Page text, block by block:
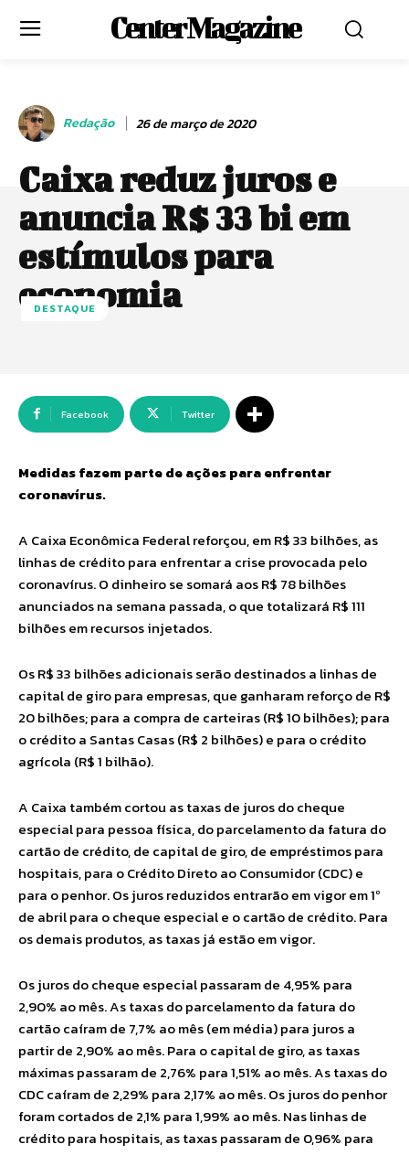
Center Magazine
Redação 26 de março de 2020
Caixa reduz juros e
anuncia R$ 33 bi em
estímulos para
economia
DESTAQUE
Facebook Twitter
Medidas fazem parte de ações para enfrentar
coronavírus.
A Caixa Econômica Federal reforçou, em R$ 33 bilhões, as
linhas de crédito para enfrentar a crise provocada pelo
coronavírus. O dinheiro se somará aos R$ 78 bilhões
anunciados na semana passada, o que totalizará R$ 111
bilhões em recursos injetados.
Os R$ 33 bilhões adicionais serão destinados a linhas de
capital de giro para empresas, que ganharam reforço de R$
20 bilhões; para a compra de carteiras (R$ 10 bilhões); para
o crédito a Santas Casas (R$ 2 bilhões) e para o crédito
agrícola (R$ 1 bilhão).
A Caixa também cortou as taxas de juros do cheque
especial para pessoa física, do parcelamento da fatura do
cartão de crédito, de capital de giro, de empréstimos para
hospitais, para o Crédito Direto ao Consumidor (CDC) e
para o penhor. Os juros reduzidos entrarão em vigor em 1º
de abril para o cheque especial e o cartão de crédito. Para
os demais produtos, as taxas já estão em vigor.
Os juros do cheque especial passaram de 4,95% para
2,90% ao mês. As taxas do parcelamento da fatura do
cartão caíram de 7,7% ao mês (em média) para juros a
partir de 2,90% ao mês. Para o capital de giro, as taxas
máximas passaram de 2,76% para 1,51% ao mês. As taxas do
CDC caíram de 2,29% para 2,17% ao mês. Os juros do penhor
foram cortados de 2,1% para 1,99% ao mês. Nas linhas de
crédito para hospitais, as taxas passaram de 0,96% para